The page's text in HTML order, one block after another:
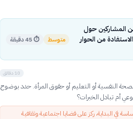
المشاركين حول
من الحوار
متوسط ⏱45 دقيقة
10 دقائق
النفسية أو التعليم أو حقوق المرأة. حدد بوضوح
أم تبادل الخبرات؟
في البداية، ركز على قضايا اجتماعية وثقافية